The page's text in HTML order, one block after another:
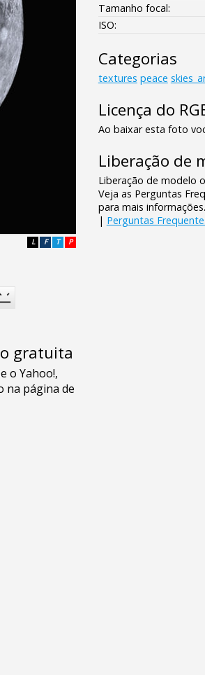
P
T
F
L
gratuita
Tamanho focal:
ISO:
Categorias
textures peace
Licença do
Ao baixar esta foto
Liberação de
Liberação de modelo
Veja as Perguntas
para mais informações.
| Perguntas